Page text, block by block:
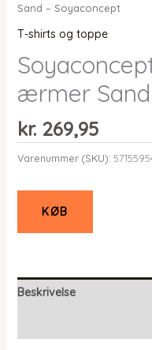
Sand – Soyaconcept
T-shirts og toppe
ærmer
kr.269,95
Varenummer (SKU):
KØB
Beskrivelse